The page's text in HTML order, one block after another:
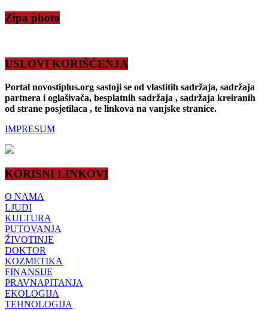
Zipa photo
USLOVI KORIŠĆENJA
Portal novostiplus.org sastoji se od vlastitih sadržaja, sadržaja
partnera i oglašivača, besplatnih sadržaja , sadržaja kreiranih
od strane posjetilaca , te linkova na vanjske stranice.
IMPRESUM
KORISNI LINKOVI
O NAMA
LJUDI
KULTURA
PUTOVANJA
ŽIVOTINJE
DOKTOR
KOZMETIKA
FINANSIJE
PRAVNAPITANJA
EKOLOGIJA
TEHNOLOGIJA